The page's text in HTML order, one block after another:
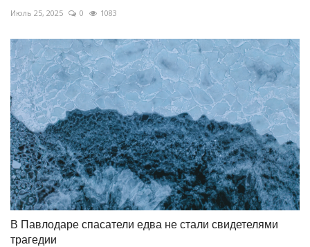
Июль 25, 2025 0 1083
В Павлодаре спасатели едва не стали свидетелями
трагедии